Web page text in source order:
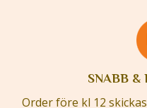
SNABB &
Order före kl 12